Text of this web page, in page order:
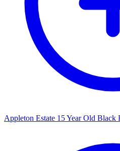
Appleton Estate 15 Year Old Black